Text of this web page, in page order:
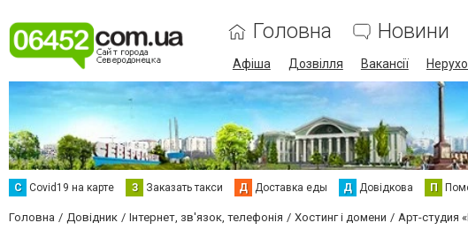
Головна Новини
Афіша Дозвілля Вакансії
С Сovid19 на карте З Заказать такси Д Доставка еды Д Довідкова П
Головна Довідник Інтернет, зв'язок, телефонія Хостинг і домени Арт-студия